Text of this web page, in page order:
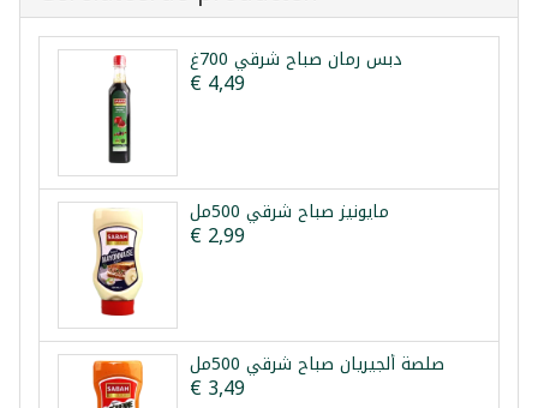
دبس رمان صباح شرقي 700غ
€ 4,49
مايونيز صباح شرقي 500مل
€ 2,99
صلصة ألجيريان صباح شرقي 500مل
€ 3,49